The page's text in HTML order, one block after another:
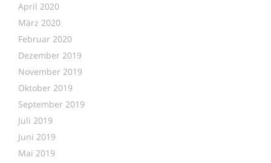
April 2020
März 2020
Februar 2020
Dezember 2019
November 2019
Oktober 2019
September 2019
Juli 2019
Juni 2019
Mai 2019